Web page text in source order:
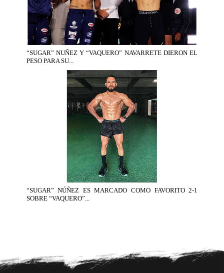
“SUGAR” NUÑEZ Y “VAQUERO” NAVARRETE DIERON EL
PESO PARA SU...
“SUGAR” NÚÑEZ ES MARCADO COMO FAVORITO 2-1
SOBRE “VAQUERO”...